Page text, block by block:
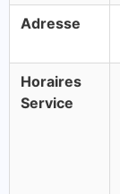
Adresse
Horaires
Service